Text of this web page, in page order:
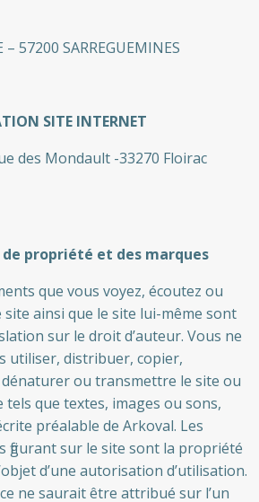
– 57200 SARREGUEMINES
SITE INTERNET
des Mondault -33270 Floirac
propriété et des marques
que vous voyez, écoutez ou
site ainsi que le site lui-même sont
sur le droit d’auteur. Vous ne
utiliser, distribuer, copier,
dénaturer ou transmettre le site ou
tels que textes, images ou sons,
préalable de Arkoval. Les
figurant sur le site sont la propriété
d’une autorisation d’utilisation.
ne saurait être attribué sur l’un